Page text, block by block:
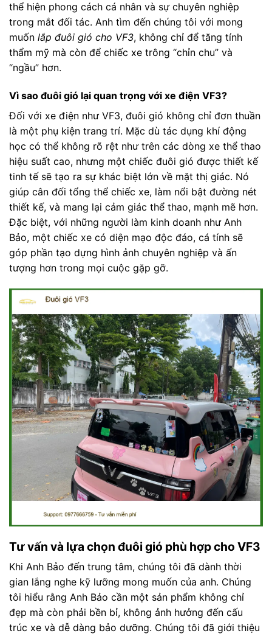
thể hiện phong cách cá nhân và sự chuyên nghiệp
trong mắt đối tác. Anh tìm đến chúng tôi với mong
muốn lắp đuôi gió cho VF3, không chỉ để tăng tính
thẩm mỹ mà còn để chiếc xe trông “chỉn chu” và
“ngầu” hơn.
Vì sao đuôi gió lại quan trọng với xe điện VF3?
Đối với xe điện như VF3, đuôi gió không chỉ đơn thuần
là một phụ kiện trang trí. Mặc dù tác dụng khí động
học có thể không rõ rệt như trên các dòng xe thể thao
hiệu suất cao, nhưng một chiếc đuôi gió được thiết kế
tinh tế sẽ tạo ra sự khác biệt lớn về mặt thị giác. Nó
giúp cân đối tổng thể chiếc xe, làm nổi bật đường nét
thiết kế, và mang lại cảm giác thể thao, mạnh mẽ hơn.
Đặc biệt, với những người làm kinh doanh như Anh
Bảo, một chiếc xe có diện mạo độc đáo, cá tính sẽ
góp phần tạo dựng hình ảnh chuyên nghiệp và ấn
tượng hơn trong mọi cuộc gặp gỡ.
Tư vấn và lựa chọn đuôi gió phù hợp cho VF3
Khi Anh Bảo đến trung tâm, chúng tôi đã dành thời
gian lắng nghe kỹ lưỡng mong muốn của anh. Chúng
tôi hiểu rằng Anh Bảo cần một sản phẩm không chỉ
đẹp mà còn phải bền bỉ, không ảnh hưởng đến cấu
trúc xe và dễ dàng bảo dưỡng. Chúng tôi đã giới thiệu